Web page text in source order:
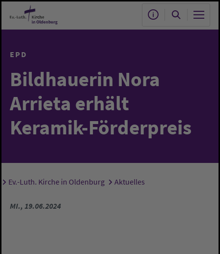
Zum Hauptinhalt springen
EPD
Bildhauerin Nora
Arrieta erhält
Keramik-Förderpreis
Sie sind hier:
Ev.-Luth. Kirche in Oldenburg Aktuelles
MI., 19.06.2024